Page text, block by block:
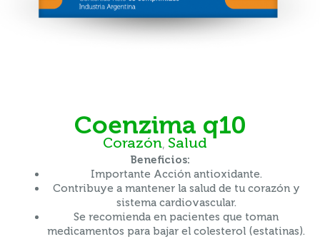
coenzima q10
Corazón, Salud
Beneficios:
Importante Acción antioxidante.
Contribuye a mantener la salud de tu corazón y
sistema cardiovascular.
Se recomienda en pacientes que toman
medicamentos para bajar el colesterol (estatinas).